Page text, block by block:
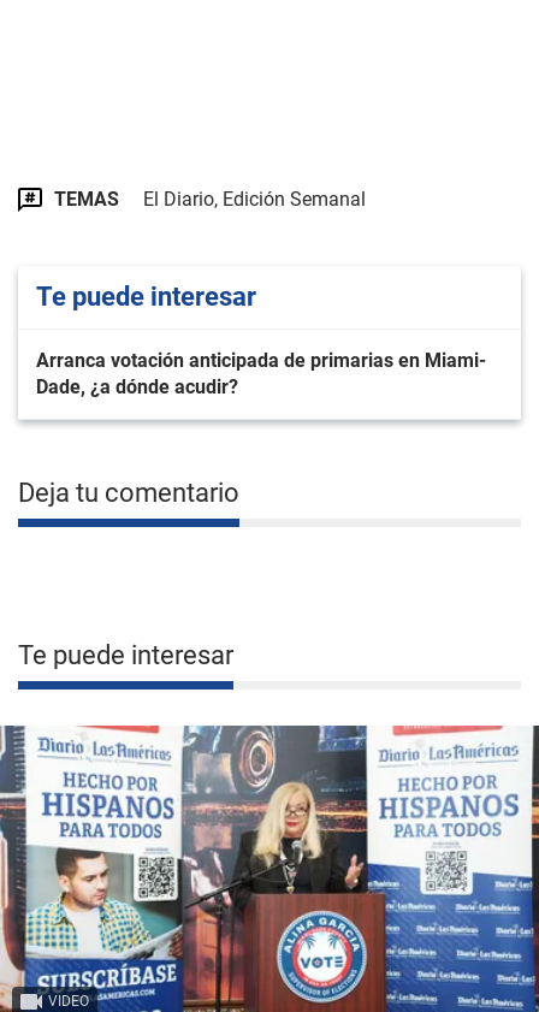
TEMAS El Diario, Edición Semanal
Te puede interesar
Arranca votación anticipada de primarias en Miami-
Dade, ¿a dónde acudir?
Deja tu comentario
Te puede interesar
VIDEO